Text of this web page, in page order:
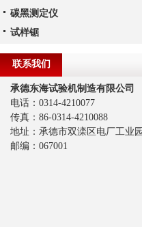
碳黑测定仪
试样锯
联系我们
承德东海试验机制造有限公司
电话：0314-4210077
传真：86-0314-4210088
地址：承德市双滦区电厂工业
邮编：067001